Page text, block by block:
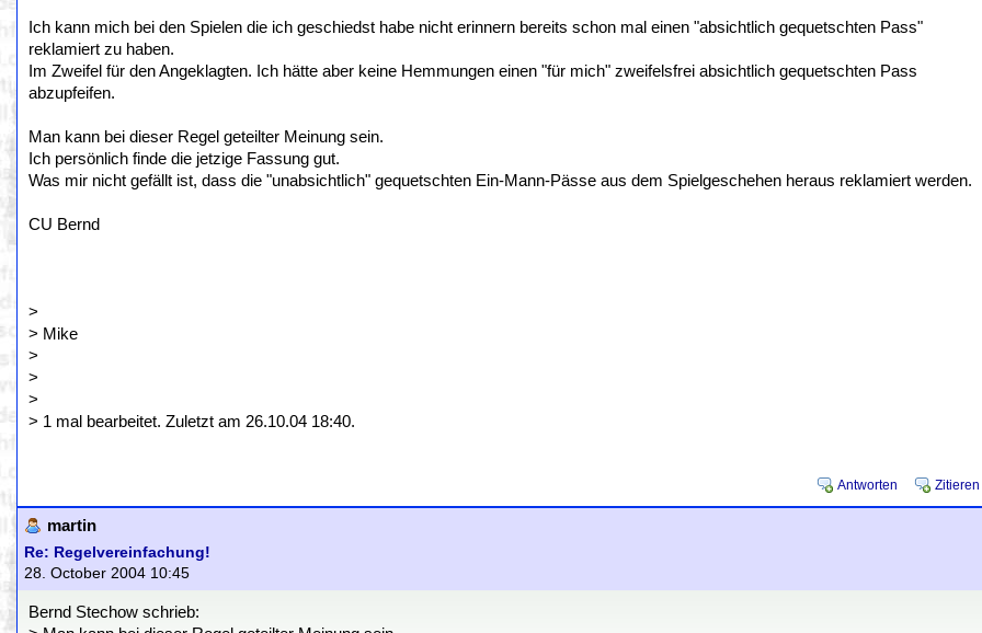
Ich kann mich bei den Spielen die ich geschiedst habe nicht erinnern bereits schon mal einen "absichtlich gequetschten Pass"
reklamiert zu haben.
Im Zweifel für den Angeklagten. Ich hätte aber keine Hemmungen einen "für mich" zweifelsfrei absichtlich gequetschten Pass
abzupfeifen.
Man kann bei dieser Regel geteilter Meinung sein.
Ich persönlich finde die jetzige Fassung gut.
Was mir nicht gefällt ist, dass die "unabsichtlich" gequetschten Ein-Mann-Pässe aus dem Spielgeschehen heraus reklamiert werden.
CU Bernd
>
> Mike
>
>
>
> 1 mal bearbeitet. Zuletzt am 26.10.04 18:40.
Antworten Zitieren
martin
Re: Regelvereinfachung!
28. October 2004 10:45
Bernd Stechow schrieb: